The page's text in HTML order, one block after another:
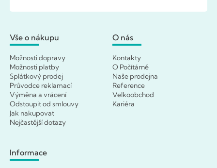
Vše o nákupu
Možnosti dopravy
Možnosti platby
Splátkový prodej
Průvodce reklamací
Výměna a vrácení
Odstoupit od smlouvy
Jak nakupovat
Nejčastější dotazy
O nás
Kontakty
O Počítárně
Naše prodejna
Reference
Velkoobchod
Kariéra
Informace